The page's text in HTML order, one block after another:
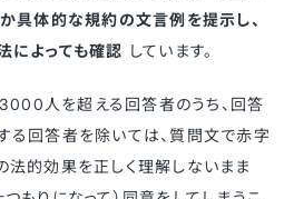
具体的な規約の文言例を提示し、
によっても確認 しています。
人を超える回答者のうち、回答
る回答者を除いては、質問文で赤字
法的効果を正しく理解しないまま